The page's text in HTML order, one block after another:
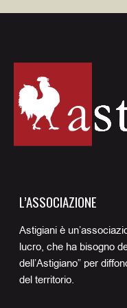
L’ASSOCIAZIONE
Astigiani è
lucro, che ha bisogno
dell’Astigiano” per
del territorio.